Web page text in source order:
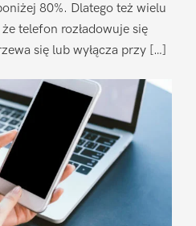
80%. Dlatego też wielu
telefon rozładowuje się
się lub wyłącza przy […]